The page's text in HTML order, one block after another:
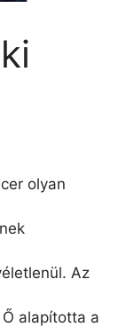
olyan
Az
alapította a